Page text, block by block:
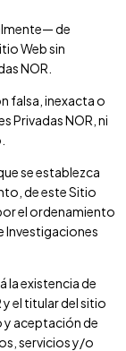
de
Web sin
NOR
falsa, inexacta o
Privadas NOR , ni
se establezca
de este Sitio
el ordenamiento
Investigaciones
la existencia de
y el titular del sitio
y aceptación de
servicios y/o